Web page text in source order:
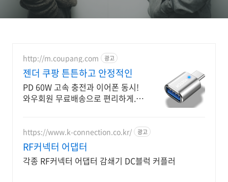
http://m.coupang.com 광고
젠더 쿠팡 튼튼하고 안정적인
PD 60W 고속 충전과 이어폰 동시!
와우회원 무료배송으로 편리하게.
https://www.k-connection.co.kr/ 광고
RF커넥터 어댑터
각종 RF커넥터 어댑터 감쇄기 DC블럭 커플러